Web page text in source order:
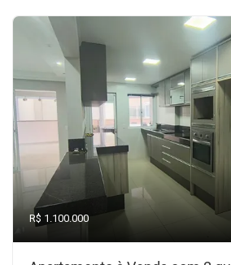
R$ 1.100.000